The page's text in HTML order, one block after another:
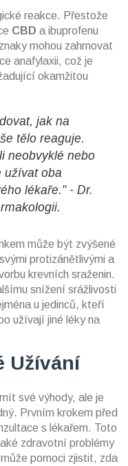
reakce. Přestože
CBD a ibuprofenu
mohou zahrnovat
anafylaxii, což je
okamžitou
jak na
tělo reaguje.
neobvyklé nebo
užívat oba
lékaře." - Dr.
může být zvýšené
protizánětlivými a
krevních sraženin.
snížení srážlivosti
u jedinců, kteří
užívají jiné léky na
Užívání
své výhody, ale je
Prvním krokem před
s lékařem. Toto
zdravotní problémy
pomoci zjistit, zda